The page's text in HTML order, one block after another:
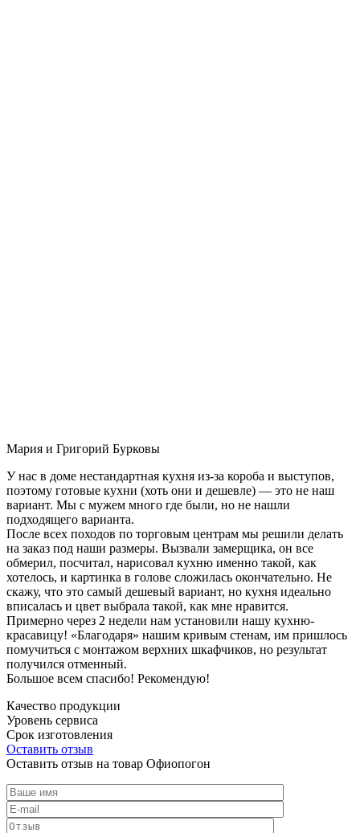
Мария и Григорий Бурковы
У нас в доме нестандартная кухня из-за короба и выступов,
поэтому готовые кухни (хоть они и дешевле) — это не наш
вариант. Мы с мужем много где были, но не нашли
подходящего варианта.
После всех походов по торговым центрам мы решили делать
на заказ под наши размеры. Вызвали замерщика, он все
обмерил, посчитал, нарисовал кухню именно такой, как
хотелось, и картинка в голове сложилась окончательно. Не
скажу, что это самый дешевый вариант, но кухня идеально
вписалась и цвет выбрала такой, как мне нравится.
Примерно через 2 недели нам установили нашу кухню-
красавицу! «Благодаря» нашим кривым стенам, им пришлось
помучиться с монтажом верхних шкафчиков, но результат
получился отменный.
Большое всем спасибо! Рекомендую!
Качество продукции
Уровень сервиса
Срок изготовления
Оставить отзыв
Оставить отзыв на товар Офиопогон